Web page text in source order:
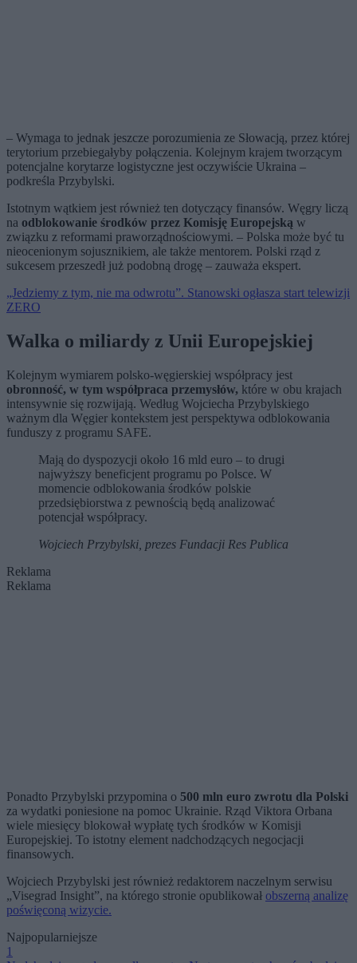
– Wymaga to jednak jeszcze porozumienia ze Słowacją, przez której
terytorium przebiegałyby połączenia. Kolejnym krajem tworzącym
potencjalne korytarze logistyczne jest oczywiście Ukraina –
podkreśla Przybylski.
Istotnym wątkiem jest również ten dotyczący finansów. Węgry liczą
na odblokowanie środków przez Komisję Europejską w
związku z reformami praworządnościowymi. – Polska może być tu
nieocenionym sojusznikiem, ale także mentorem. Polski rząd z
sukcesem przeszedł już podobną drogę – zauważa ekspert.
„Jedziemy z tym, nie ma odwrotu”. Stanowski ogłasza start telewizji
ZERO
Walka o miliardy z Unii Europejskiej
Kolejnym wymiarem polsko-węgierskiej współpracy jest
obronność, w tym współpraca przemysłów, które w obu krajach
intensywnie się rozwijają. Według Wojciecha Przybylskiego
ważnym dla Węgier kontekstem jest perspektywa odblokowania
funduszy z programu SAFE.
Mają do dyspozycji około 16 mld euro – to drugi
najwyższy beneficjent programu po Polsce. W
momencie odblokowania środków polskie
przedsiębiorstwa z pewnością będą analizować
potencjał współpracy.
Wojciech Przybylski, prezes Fundacji Res Publica
Reklama
Reklama
Ponadto Przybylski przypomina o 500 mln euro zwrotu dla Polski
za wydatki poniesione na pomoc Ukrainie. Rząd Viktora Orbana
wiele miesięcy blokował wypłatę tych środków w Komisji
Europejskiej. To istotny element nadchodzących negocjacji
finansowych.
Wojciech Przybylski jest również redaktorem naczelnym serwisu
„Visegrad Insight”, na którego stronie opublikował obszerną analizę
poświęconą wizycie.
Najpopularniejsze
1